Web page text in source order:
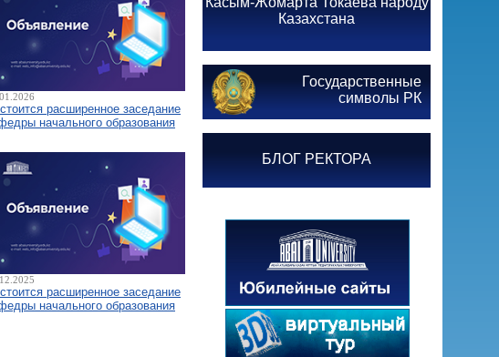
расширенное заседание
начального образования
расширенное заседание
начального образования
Казахстана
Государственные
символы РК
БЛОГ РЕКТОРА